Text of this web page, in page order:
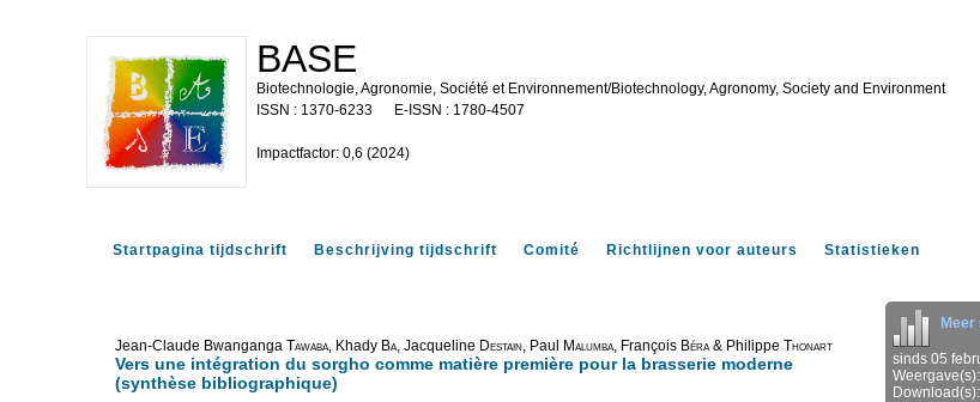
BASE
Biotechnologie, Agronomie, Société et Environnement/Biotechnology, Agronomy, Society and Environment
1370-6233
1780-4507
Impactfactor: 0,6 (2024)
Startpagina tijdschrift Beschrijving tijdschrift Comité Richtlijnen voor auteurs Statistieken
sinds 05
Jean-Claude Bwanganga Tawaba, Khady Ba, Jacqueline Destain, Paul Malumba, François Béra& Philippe Thonart
Vers une intégration du sorgho comme matière première pour la brasserie moderne
(synthèse bibliographique)